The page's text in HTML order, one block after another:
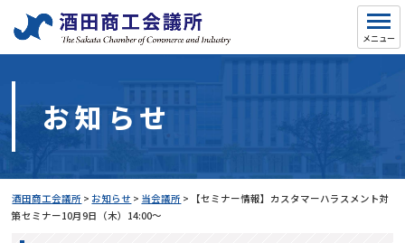
お知らせ
酒田商工会議所 > お知らせ > 当会議所 >
【セミナー情報】カスタマーハラスメント対
策セミナー10月9日（木）14:00～